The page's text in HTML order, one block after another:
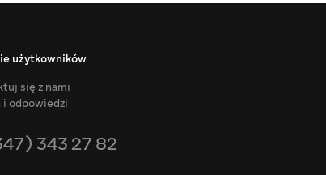
użytkowników
się z nami
i odpowiedzi
343 27 82